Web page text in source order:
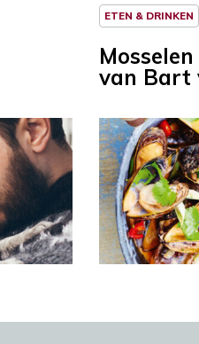
ETEN & DRINKEN
van Bart